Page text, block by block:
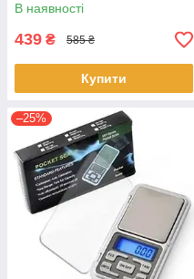
В наявності
439 ₴ 585 ₴
Купити
–25%